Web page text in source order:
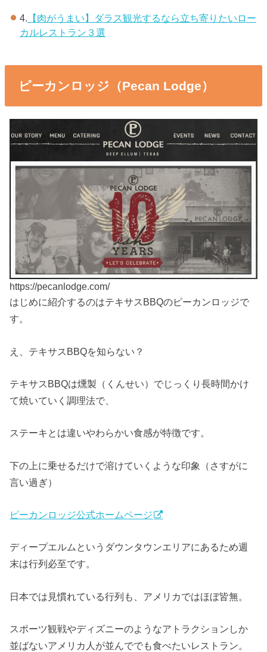
4. 【肉がうまい】ダラス観光するなら立ち寄りたいロー
カルレストラン３選
ピーカンロッジ（Pecan Lodge）
https://pecanlodge.com/
はじめに紹介するのはテキサスBBQのピーカンロッジで
す。
え、テキサスBBQを知らない？
テキサスBBQは燻製（くんせい）でじっくり長時間かけ
て焼いていく調理法で、
ステーキとは違いやわらかい食感が特徴です。
下の上に乗せるだけで溶けていくような印象（さすがに
言い過ぎ）
ピーカンロッジ公式ホームページ
ディープエルムというダウンタウンエリアにあるため週
末は行列必至です。
日本では見慣れている行列も、アメリカではほぼ皆無。
スポーツ観戦やディズニーのようなアトラクションしか
並ばないアメリカ人が並んででも食べたいレストラン。